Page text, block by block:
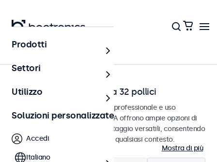
Home
Monitor video RCA da 7 a 32 pollici
Monitor RCA progettati per uso professionale e uso
continuativo. Questi monitor RCA offrono ampie opzioni di
configurazione e opzioni di montaggio versatili, consentendo
loro di integrarsi perfettamente qualsiasi contesto.
Mostra di più
Prodotti
Settori
Utilizzo
Soluzioni personalizzate
Accedi
Italiano